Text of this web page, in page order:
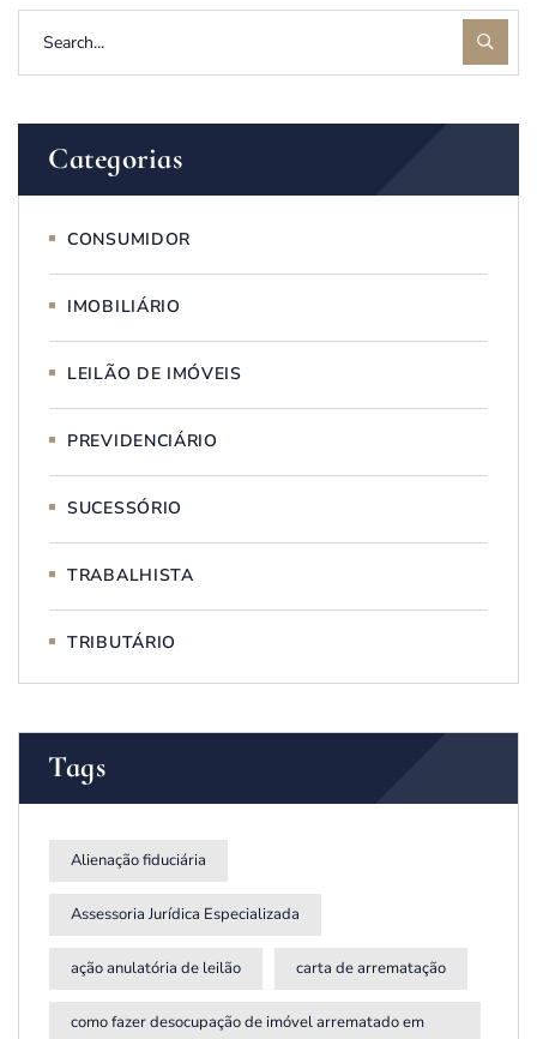
Categorias
CONSUMIDOR
IMOBILIÁRIO
LEILÃO DE IMÓVEIS
PREVIDENCIÁRIO
SUCESSÓRIO
TRABALHISTA
TRIBUTÁRIO
Tags
Alienação fiduciária
Assessoria Jurídica Especializada
ação anulatória de leilão carta de arrematação
como fazer desocupação de imóvel arrematado em